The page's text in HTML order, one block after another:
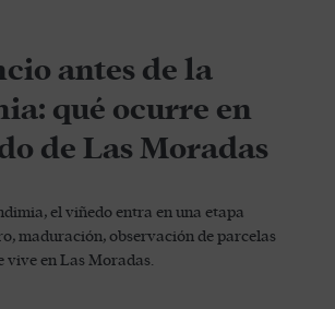
antes de la
qué ocurre en
de Las Moradas
el viñedo entra en una etapa
maduración, observación de parcelas
vive en Las Moradas.